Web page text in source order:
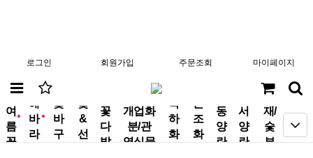
로그인 회원가입 주문조회 마이페이지
new
여
름
꽃
new
해
바
라
꽃
바
구
꽃
&
선
꽃
다
발
개업화
분/관
엽식물
축
하
화
근
조
화
동
양
란
서
양
란
분
재/
숯
부